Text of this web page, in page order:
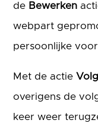
de Bewerken
webpart
persoonlijke
Met de actie
overigens de
keer weer